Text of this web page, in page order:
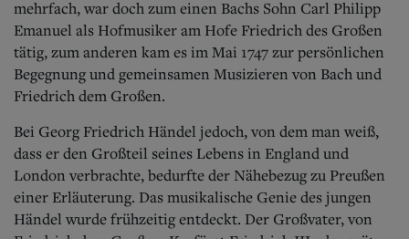
mehrfach, war doch zum einen Bachs Sohn Carl Philipp
Emanuel als Hofmusiker am Hofe Friedrich des Großen
tätig, zum anderen kam es im Mai 1747 zur persönlichen
Begegnung und gemeinsamen Musizieren von Bach und
Friedrich dem Großen.
Bei Georg Friedrich Händel jedoch, von dem man weiß,
dass er den Großteil seines Lebens in England und
London verbrachte, bedurfte der Nähebezug zu Preußen
einer Erläuterung. Das musikalische Genie des jungen
Händel wurde frühzeitig entdeckt. Der Großvater, von